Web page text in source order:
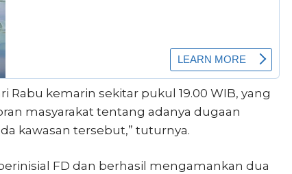
Rabu kemarin sekitar pukul 19.00 WIB, yang
masyarakat tentang adanya dugaan
kawasan tersebut,” tuturnya.
FD dan berhasil mengamankan dua